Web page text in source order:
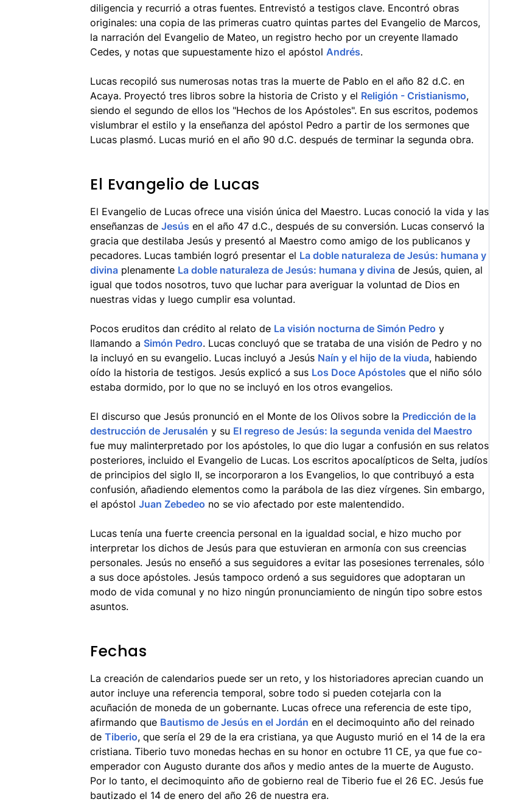
diligencia y recurrió a otras fuentes. Entrevistó a testigos clave. Encontró obras
originales: una copia de las primeras cuatro quintas partes del Evangelio de Marcos,
la narración del Evangelio de Mateo, un registro hecho por un creyente llamado
Cedes, y notas que supuestamente hizo el apóstol Andrés.
Lucas recopiló sus numerosas notas tras la muerte de Pablo en el año 82 d.C. en
Acaya. Proyectó tres libros sobre la historia de Cristo y el Religión - Cristianismo,
siendo el segundo de ellos los "Hechos de los Apóstoles". En sus escritos, podemos
vislumbrar el estilo y la enseñanza del apóstol Pedro a partir de los sermones que
Lucas plasmó. Lucas murió en el año 90 d.C. después de terminar la segunda obra.
El Evangelio de Lucas
El Evangelio de Lucas ofrece una visión única del Maestro. Lucas conoció la vida y las
enseñanzas de Jesús en el año 47 d.C., después de su conversión. Lucas conservó la
gracia que destilaba Jesús y presentó al Maestro como amigo de los publicanos y
pecadores. Lucas también logró presentar el La doble naturaleza de Jesús: humana y
divina plenamente La doble naturaleza de Jesús: humana y divina de Jesús, quien, al
igual que todos nosotros, tuvo que luchar para averiguar la voluntad de Dios en
nuestras vidas y luego cumplir esa voluntad.
Pocos eruditos dan crédito al relato de La visión nocturna de Simón Pedro y
llamando a Simón Pedro. Lucas concluyó que se trataba de una visión de Pedro y no
la incluyó en su evangelio. Lucas incluyó a Jesús Naín y el hijo de la viuda, habiendo
oído la historia de testigos. Jesús explicó a sus Los Doce Apóstoles que el niño sólo
estaba dormido, por lo que no se incluyó en los otros evangelios.
El discurso que Jesús pronunció en el Monte de los Olivos sobre la Predicción de la
destrucción de Jerusalén y su El regreso de Jesús: la segunda venida del Maestro
fue muy malinterpretado por los apóstoles, lo que dio lugar a confusión en sus relatos
posteriores, incluido el Evangelio de Lucas. Los escritos apocalípticos de Selta, judíos
de principios del siglo II, se incorporaron a los Evangelios, lo que contribuyó a esta
confusión, añadiendo elementos como la parábola de las diez vírgenes. Sin embargo,
el apóstol Juan Zebedeo no se vio afectado por este malentendido.
Lucas tenía una fuerte creencia personal en la igualdad social, e hizo mucho por
interpretar los dichos de Jesús para que estuvieran en armonía con sus creencias
personales. Jesús no enseñó a sus seguidores a evitar las posesiones terrenales, sólo
a sus doce apóstoles. Jesús tampoco ordenó a sus seguidores que adoptaran un
modo de vida comunal y no hizo ningún pronunciamiento de ningún tipo sobre estos
asuntos.
Fechas
La creación de calendarios puede ser un reto, y los historiadores aprecian cuando un
autor incluye una referencia temporal, sobre todo si pueden cotejarla con la
acuñación de moneda de un gobernante. Lucas ofrece una referencia de este tipo,
afirmando que Bautismo de Jesús en el Jordán en el decimoquinto año del reinado
de Tiberio, que sería el 29 de la era cristiana, ya que Augusto murió en el 14 de la era
cristiana. Tiberio tuvo monedas hechas en su honor en octubre 11 CE, ya que fue co-
emperador con Augusto durante dos años y medio antes de la muerte de Augusto.
Por lo tanto, el decimoquinto año de gobierno real de Tiberio fue el 26 EC. Jesús fue
bautizado el 14 de enero del año 26 de nuestra era.